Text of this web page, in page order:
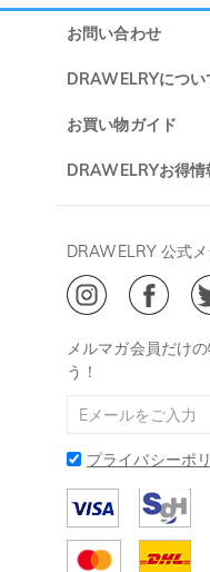
お問い合わせ
DRAWELRYについ
DRAWELRYについ
ご利用規約
ご特定商取引法に
お買い物ガイド
発送について
ジュエリーお手入
Drawelry Blog
DRAWELRYお得情
会員・ポイントに
メルマガ会員だけ
う！
プライバシーポ
DRAWELRY 公式